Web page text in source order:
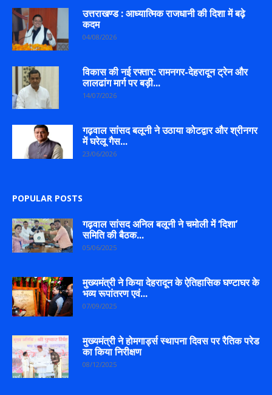
उत्तराखण्ड : आध्यात्मिक राजधानी की दिशा में बढ़े
कदम
04/08/2026
विकास की नई रफ्तार: रामनगर-देहरादून ट्रेन और
लालढांग मार्ग पर बड़ी...
14/07/2026
गढ़वाल सांसद बलूनी ने उठाया कोटद्वार और श्रीनगर
में घरेलू गैस...
23/06/2026
POPULAR POSTS
गढ़वाल सांसद अनिल बलूनी ने चमोली में ‘दिशा’
समिति की बैठक...
05/06/2025
मुख्यमंत्री ने किया देहरादून के ऐतिहासिक घण्टाघर के
भव्य रूपांतरण एवं...
07/09/2025
मुख्यमंत्री ने होमगार्ड्स स्थापना दिवस पर रैतिक परेड
का किया निरीक्षण
08/12/2025